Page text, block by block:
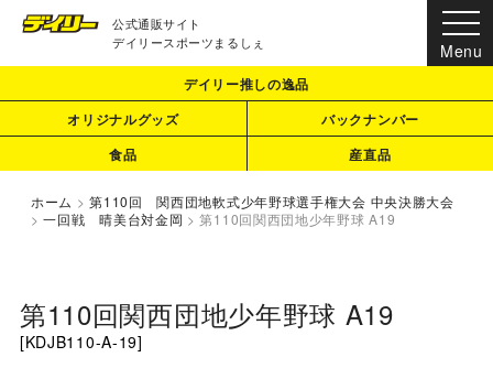
公式通販サイト
デイリースポーツまるしぇ
デイリー推しの逸品
オリジナルグッズ
バックナンバー
食品
産直品
ホーム > 第110回 関西団地軟式少年野球選手権大会 中央決勝大会
> 一回戦 晴美台対金岡 > 第110回関西団地少年野球 A19
第110回関西団地少年野球 A19
[KDJB110-A-19]